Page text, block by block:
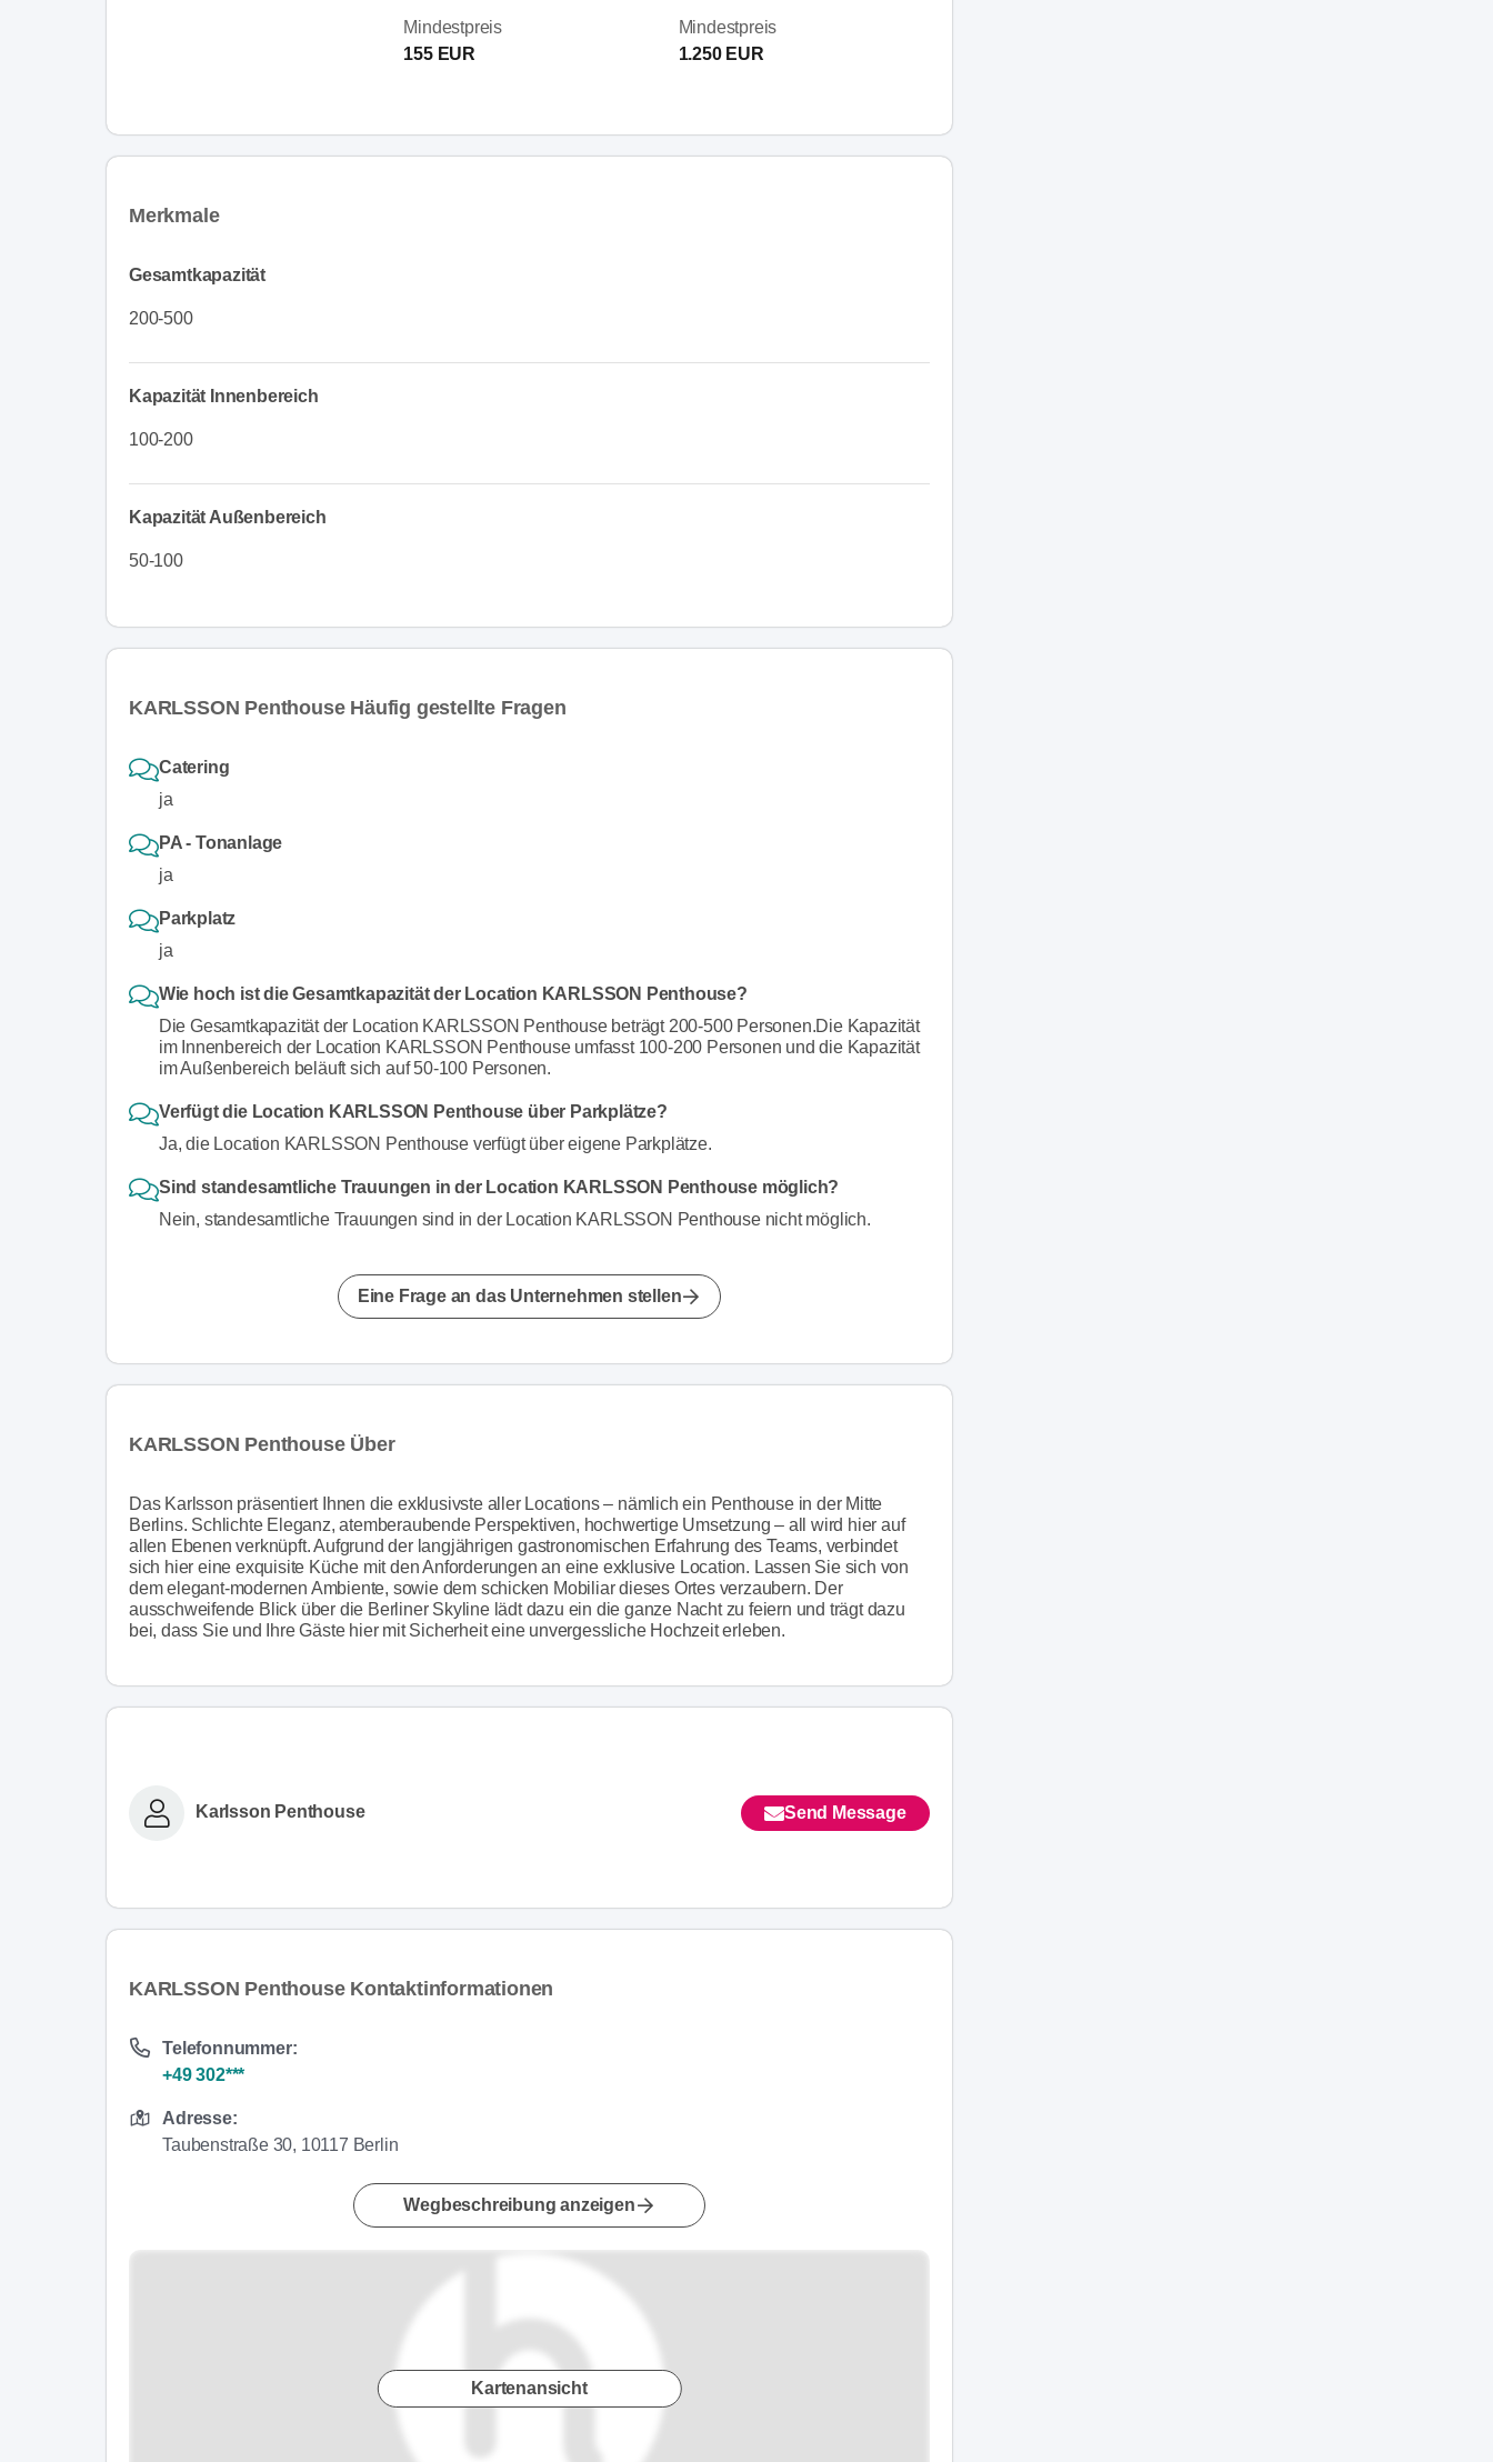
Mindestpreis
155 EUR
Mindestpreis
1.250 EUR
Merkmale
Gesamtkapazität
200-500
Kapazität Innenbereich
100-200
Kapazität Außenbereich
50-100
KARLSSON Penthouse Häufig gestellte Fragen
Catering
ja
PA - Tonanlage
ja
Parkplatz
ja
Wie hoch ist die Gesamtkapazität der Location KARLSSON Penthouse?
Die Gesamtkapazität der Location KARLSSON Penthouse beträgt 200-500 Personen.Die Kapazität
im Innenbereich der Location KARLSSON Penthouse umfasst 100-200 Personen und die Kapazität
im Außenbereich beläuft sich auf 50-100 Personen.
Verfügt die Location KARLSSON Penthouse über Parkplätze?
Ja, die Location KARLSSON Penthouse verfügt über eigene Parkplätze.
Sind standesamtliche Trauungen in der Location KARLSSON Penthouse möglich?
Nein, standesamtliche Trauungen sind in der Location KARLSSON Penthouse nicht möglich.
Eine Frage an das Unternehmen stellen
KARLSSON Penthouse Über
Das Karlsson präsentiert Ihnen die exklusivste aller Locations – nämlich ein Penthouse in der Mitte
Berlins. Schlichte Eleganz, atemberaubende Perspektiven, hochwertige Umsetzung – all wird hier auf
allen Ebenen verknüpft. Aufgrund der langjährigen gastronomischen Erfahrung des Teams, verbindet
sich hier eine exquisite Küche mit den Anforderungen an eine exklusive Location. Lassen Sie sich von
dem elegant-modernen Ambiente, sowie dem schicken Mobiliar dieses Ortes verzaubern. Der
ausschweifende Blick über die Berliner Skyline lädt dazu ein die ganze Nacht zu feiern und trägt dazu
bei, dass Sie und Ihre Gäste hier mit Sicherheit eine unvergessliche Hochzeit erleben.
Karlsson Penthouse Send Message
KARLSSON Penthouse Kontaktinformationen
Telefonnummer:
+49 302***
Adresse:
Taubenstraße 30, 10117 Berlin
Wegbeschreibung anzeigen
Kartenansicht